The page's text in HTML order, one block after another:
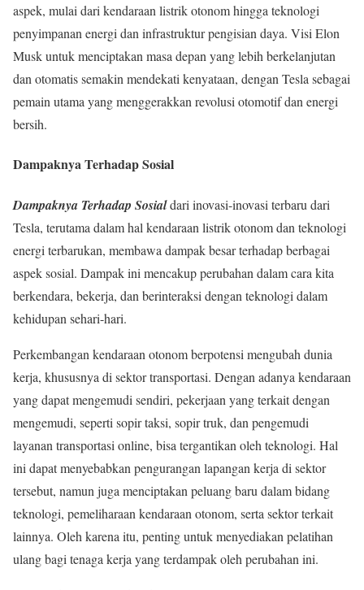
aspek, mulai dari kendaraan listrik otonom hingga teknologi
penyimpanan energi dan infrastruktur pengisian daya. Visi Elon
Musk untuk menciptakan masa depan yang lebih berkelanjutan
dan otomatis semakin mendekati kenyataan, dengan Tesla sebagai
pemain utama yang menggerakkan revolusi otomotif dan energi
bersih.
Dampaknya Terhadap Sosial
Dampaknya Terhadap Sosialdari inovasi-inovasi terbaru dari
Tesla, terutama dalam hal kendaraan listrik otonom dan teknologi
energi terbarukan, membawa dampak besar terhadap berbagai
aspek sosial. Dampak ini mencakup perubahan dalam cara kita
berkendara, bekerja, dan berinteraksi dengan teknologi dalam
kehidupan sehari-hari.
Perkembangan kendaraan otonom berpotensi mengubah dunia
kerja, khususnya di sektor transportasi. Dengan adanya kendaraan
yang dapat mengemudi sendiri, pekerjaan yang terkait dengan
mengemudi, seperti sopir taksi, sopir truk, dan pengemudi
layanan transportasi online, bisa tergantikan oleh teknologi. Hal
ini dapat menyebabkan pengurangan lapangan kerja di sektor
tersebut, namun juga menciptakan peluang baru dalam bidang
teknologi, pemeliharaan kendaraan otonom, serta sektor terkait
lainnya. Oleh karena itu, penting untuk menyediakan pelatihan
ulang bagi tenaga kerja yang terdampak oleh perubahan ini.